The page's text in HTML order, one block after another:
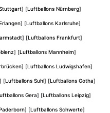
] [Luftballons Nürnberg]
] [Luftballons Karlsruhe]
] [Luftballons Frankfurt]
] [Luftballons Mannheim]
] [Luftballons Ludwigshafen]
] [Luftballons Suhl] [Luftballons Gotha]
Gera] [Luftballons Leipzig]
] [Luftballons Schwerte]